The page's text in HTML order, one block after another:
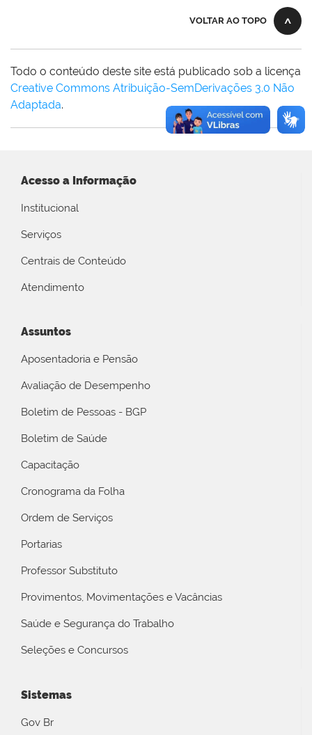
VOLTAR AO TOPO
Todo o conteúdo deste site está publicado sob a licença
Creative Commons Atribuição-SemDerivações 3.0 Não
Adaptada.
Acesso a Informação
Institucional
Serviços
Centrais de Conteúdo
Atendimento
Assuntos
Aposentadoria e Pensão
Avaliação de Desempenho
Boletim de Pessoas - BGP
Boletim de Saúde
Capacitação
Cronograma da Folha
Ordem de Serviços
Portarias
Professor Substituto
Provimentos, Movimentações e Vacâncias
Saúde e Segurança do Trabalho
Seleções e Concursos
Sistemas
Gov Br